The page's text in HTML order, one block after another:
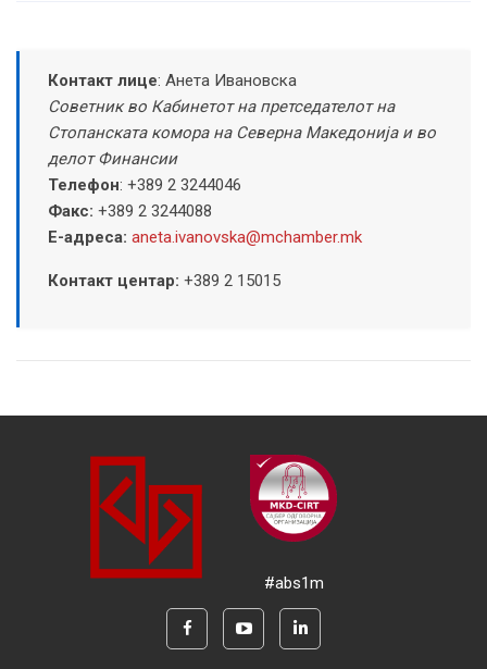
Контакт лице: Анета Ивановска
Советник во Кабинетот на претседателот на
Стопанската комора на Северна Македонија и во
делот Финансии
Телефон: +389 2 3244046
Факс: +389 2 3244088
Е-адреса: aneta.ivanovska@mchamber.mk
Контакт центар: +389 2 15015
#abs1m